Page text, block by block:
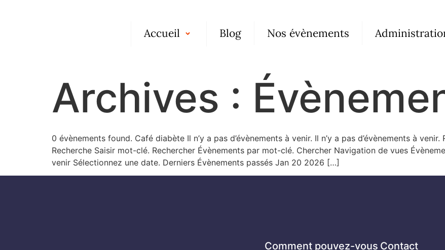
Accueil Blog Nos évènements
Archives :
0 évènements found. Café diabète Il n’y a pas d’évènements à venir. Il n’y a pas d’évènements à
Recherche Saisir mot-clé. Rechercher Évènements par mot-clé. Chercher Navigation de vues
venir Sélectionnez une date. Derniers Évènements passés Jan 20 2026 […]
Comment pouvez-vous Contact